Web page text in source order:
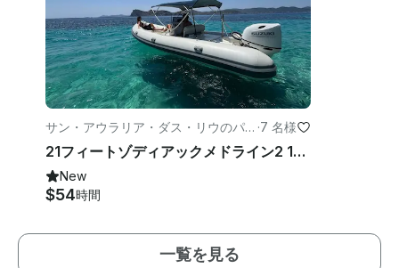
サン・アウラリア・ダス・リウのパワ
ーボート
·7 名様
21フィートゾディアックメドライン2 140hp RIB —サンタエウラリアプライベートチャーターエクスペリエンス
New
$54時間
一覧を見る